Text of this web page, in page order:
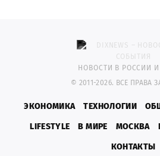
НОВОСТИ В РОССИИ
© 2011-2026. ВСЕ ПРАВА
ЭКОНОМИКА ТЕХНОЛОГИИ
LIFESTYLE
В МИРЕ МОСКВА
КОНТАКТЫ